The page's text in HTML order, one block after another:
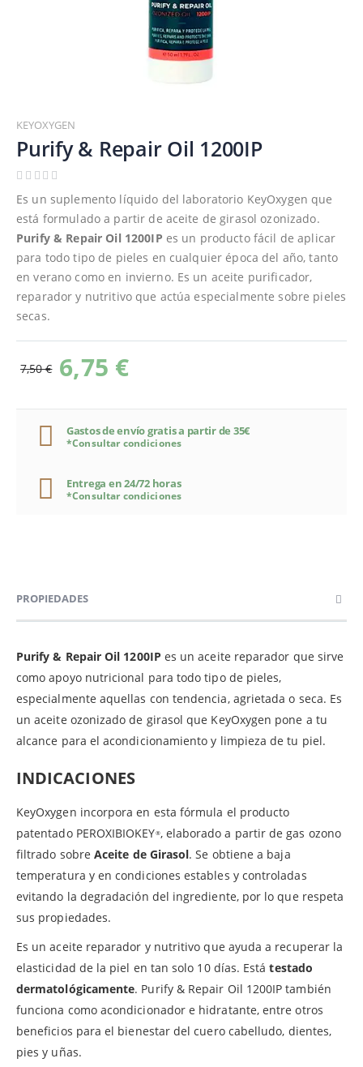
al
comienzo
de
la
galería
imágenes
KEYOXYGEN
Purify & Repair Oil 1200IP
Es un suplemento líquido del laboratorio KeyOxygen que
está formulado a partir de aceite de girasol ozonizado.
Purify & Repair Oil 1200IP es un producto fácil de aplicar
para todo tipo de pieles en cualquier época del año, tanto
en verano como en invierno. Es un aceite purificador,
reparador y nutritivo que actúa especialmente sobre pieles
secas.
6,75 €
7,50 €
Gastos de envío gratis a partir de 35€
*Consultar condiciones
Entrega en 24/72 horas
*Consultar condiciones
PROPIEDADES
Purify & Repair Oil 1200IP es un aceite reparador que sirve
como apoyo nutricional para todo tipo de pieles,
especialmente aquellas con tendencia, agrietada o seca. Es
un aceite ozonizado de girasol que KeyOxygen pone a tu
alcance para el acondicionamiento y limpieza de tu piel.
INDICACIONES
KeyOxygen incorpora en esta fórmula el producto
patentado PEROXIBIOKEY®, elaborado a partir de gas ozono
filtrado sobre Aceite de Girasol. Se obtiene a baja
temperatura y en condiciones estables y controladas
evitando la degradación del ingrediente, por lo que respeta
sus propiedades.
Es un aceite reparador y nutritivo que ayuda a recuperar la
elasticidad de la piel en tan solo 10 días. Estátestado
dermatológicamente. Purify & Repair Oil 1200IP también
funciona como acondicionador e hidratante, entre otros
beneficios para el bienestar del cuero cabelludo, dientes,
pies y uñas.